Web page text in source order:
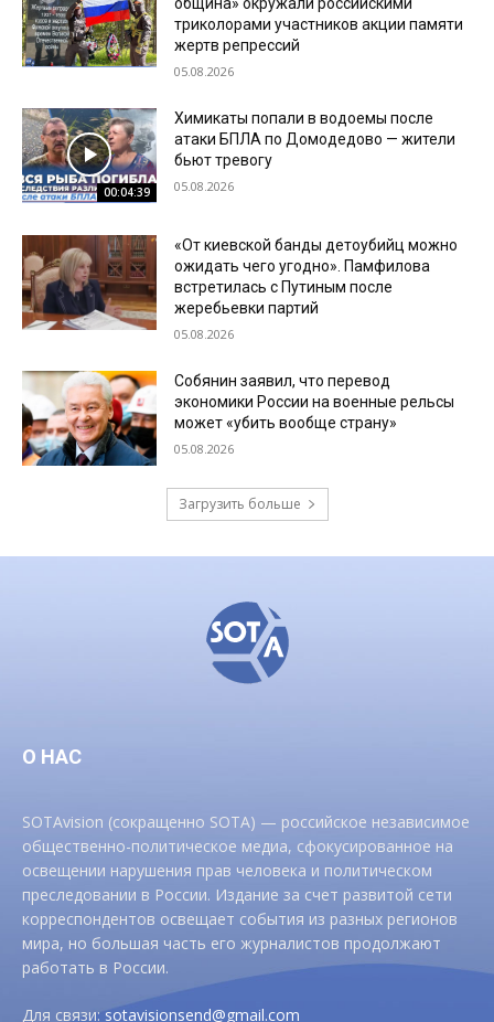
триколорами участников акции памяти
жертв репрессий
05.08.2026
00:04:39
Химикаты попали в водоемы после
атаки БПЛА по Домодедово — жители
бьют тревогу
05.08.2026
«От киевской банды детоубийц можно
ожидать чего угодно». Памфилова
встретилась с Путиным после
жеребьевки партий
05.08.2026
Собянин заявил, что перевод
экономики России на военные рельсы
может «убить вообще страну»
05.08.2026
Загрузить больше
О НАС
SOTAvision (сокращенно SOTA) — российское независимое
общественно-политическое медиа, сфокусированное на
освещении нарушения прав человека и политическом
преследовании в России. Издание за счет развитой сети
корреспондентов освещает события из разных регионов
мира, но большая часть его журналистов продолжают
работать в России.
Для связи:sotavisionsend@gmail.com